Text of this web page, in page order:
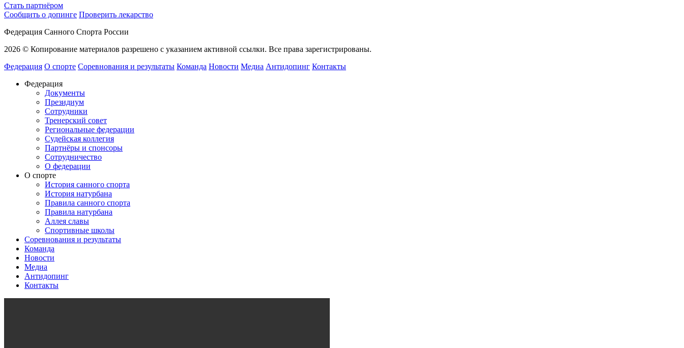
Cтать партнёром
Сообщить о допинге Проверить лекарство
Федерация Санного Спорта России
2026 © Копирование материалов разрешено с указанием активной ссылки. Все права зарегистрированы.
Федерация О спорте Соревнования и результаты Команда Новости Медиа Антидопинг Контакты
Федерация
Документы
Президиум
Сотрудники
Тренерский совет
Региональные федерации
Судейская коллегия
Партнёры и спонсоры
Сотрудничество
О федерации
О спорте
История санного спорта
История натурбана
Правила санного спорта
Правила натурбана
Аллея славы
Спортивные школы
Соревнования и результаты
Команда
Новости
Медиа
Антидопинг
Контакты